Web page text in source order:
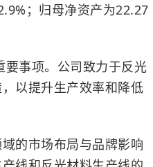
；归母净资产为22.27
事项。公司致力于反光
以提升生产效率和降低
的市场布局与品牌影响